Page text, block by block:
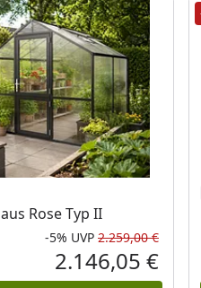
Rose Typ II
-5% UVP 2.259,00 €
2.146,05 €